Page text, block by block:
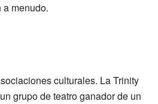
menudo.
culturales. La Trinity
grupo de teatro ganador de un